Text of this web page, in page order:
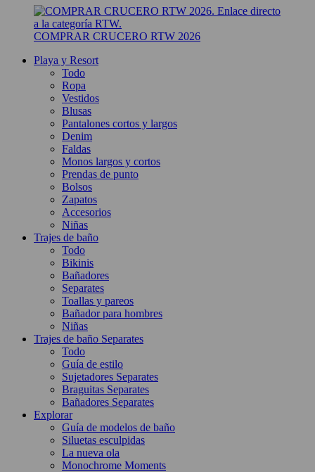
COMPRAR CRUCERO RTW 2026
Playa y Resort
Todo
Ropa
Vestidos
Blusas
Pantalones cortos y largos
Denim
Faldas
Monos largos y cortos
Prendas de punto
Bolsos
Zapatos
Accesorios
Niñas
Trajes de baño
Todo
Bikinis
Bañadores
Separates
Toallas y pareos
Bañador para hombres
Niñas
Trajes de baño Separates
Todo
Guía de estilo
Sujetadores Separates
Braguitas Separates
Bañadores Separates
Explorar
Guía de modelos de baño
Siluetas esculpidas
La nueva ola
Monochrome Moments